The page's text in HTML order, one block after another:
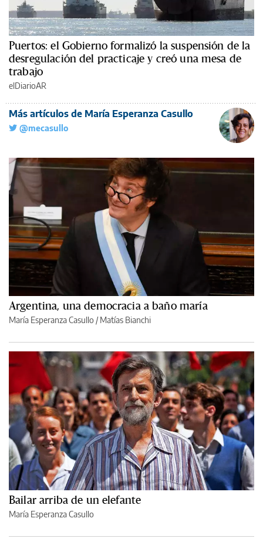
Puertos: el Gobierno formalizó la suspensión de la
desregulación del practicaje y creó una mesa de
trabajo
elDiarioAR
Más artículos de María Esperanza Casullo
@mecasullo
Argentina, una democracia a baño maría
María Esperanza Casullo /Matías Bianchi
Bailar arriba de un elefante
María Esperanza Casullo